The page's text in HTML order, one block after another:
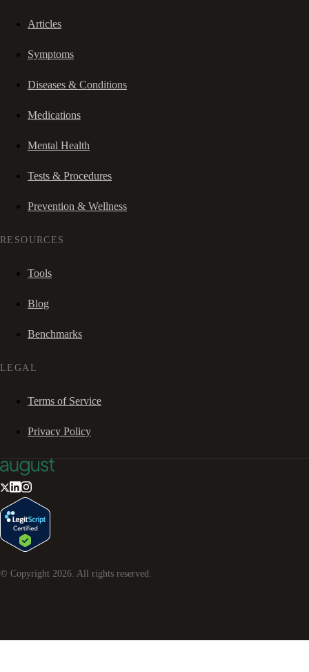
Articles
Symptoms
Diseases & Conditions
Medications
Mental Health
Tests & Procedures
Prevention & Wellness
RESOURCES
Tools
Blog
Benchmarks
LEGAL
Terms of Service
Privacy Policy
© Copyright 2026 . All rights reserved.